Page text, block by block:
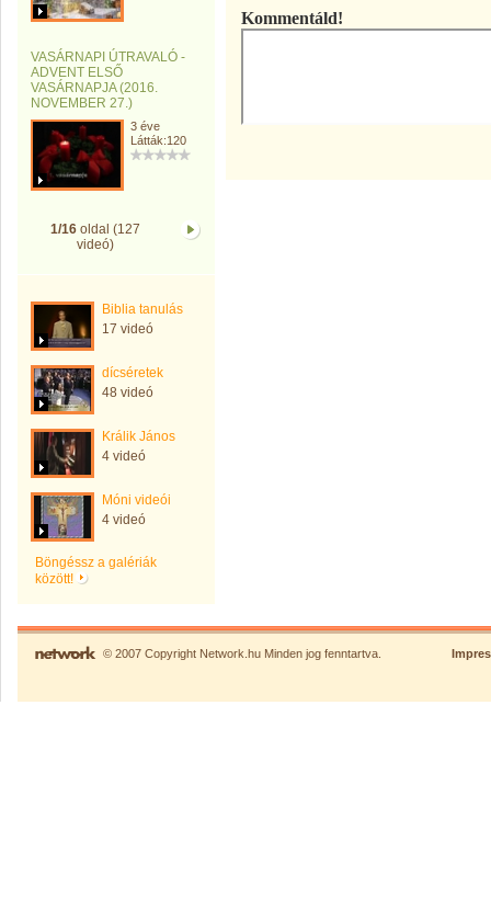
VASÁRNAPI ÚTRAVALÓ -
ADVENT ELSŐ
VASÁRNAPJA (2016.
NOVEMBER 27.)
3 éve
Látták:120
1/16 oldal (127
videó)
Biblia tanulás
17 videó
dícséretek
48 videó
Králik János
4 videó
Móni videói
4 videó
Böngéssz a galériák
között!
Kommentáld!
© 2007 Copyright Network.hu Minden jog fenntartva.